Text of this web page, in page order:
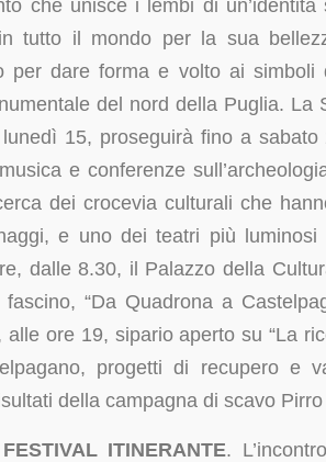
che unisce i lembi di
tutto il mondo per la sua
per dare forma e volto ai simboli
del nord della Puglia. La
15, proseguirà fino a sabato
e conferenze
dei crocevia culturali che
e uno dei teatri più luminosi
dalle 8.30, il Palazzo della
“Da Quadrona a
alle ore 19, sipario aperto su “La
progetti di recupero e
della campagna di scavo
ITINERANTE.